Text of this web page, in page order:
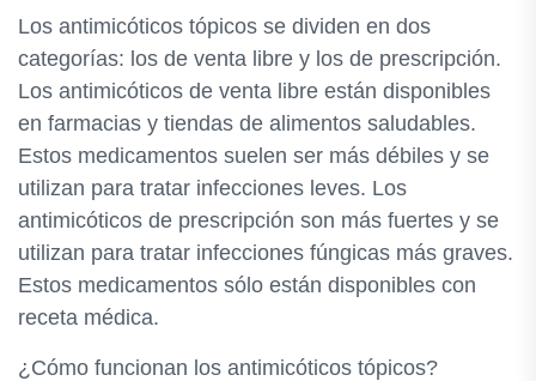
Los antimicóticos tópicos se dividen en dos
categorías: los de venta libre y los de prescripción.
Los antimicóticos de venta libre están disponibles
en farmacias y tiendas de alimentos saludables.
Estos medicamentos suelen ser más débiles y se
utilizan para tratar infecciones leves. Los
antimicóticos de prescripción son más fuertes y se
utilizan para tratar infecciones fúngicas más graves.
Estos medicamentos sólo están disponibles con
receta médica.
¿Cómo funcionan los antimicóticos tópicos?